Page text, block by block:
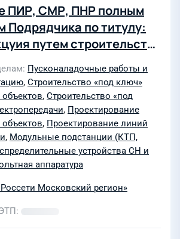
ПИР, СМР, ПНР полным
Подрядчика по титулу:
путем строительства
РУ-0,4кВ ТП-10/0,4кВ 432
Заявителя,
0,4кВ,
выключателя в
0,4кВ 432, в т.ч. ПИР, г.
Московский, д.
2-я Новая, з.у. 10А;
Пусконаладочные работы и
, Строительство «под ключ»
, Строительство «под
, Проектирование
, Проектирование линий
, Модульные подстанции (КТП,
устройства СН и
аппаратура
Московский регион»